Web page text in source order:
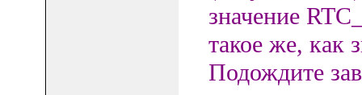
значение
такое же, как
Подождите